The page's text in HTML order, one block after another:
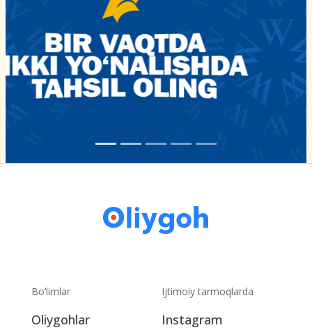
Bo‘limlar
Oliygohlar
Ijtimoiy tarmoqlarda
Instagram